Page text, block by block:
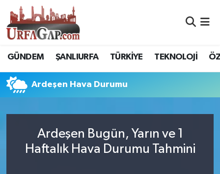
GÜNDEM ŞANLIURFA TÜRKİYE TEKNOLOJİ
Ardeşen Hava Durumu
Ardeşen Bugün, Yarın ve 1
Haftalık Hava Durumu Tahmini
Nöbetçi Eczaneler
Hava Durumu
Namaz Vakitleri
Trafik Durumu
Süper Lig Puan Durumu ve Fikstür